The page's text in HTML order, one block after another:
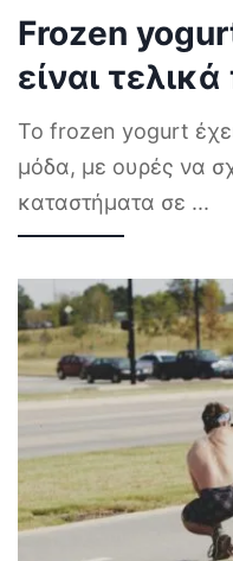
Frozen
είναι τελικά
Το frozen yogurt
μόδα, με ουρές να
καταστήματα σε ...